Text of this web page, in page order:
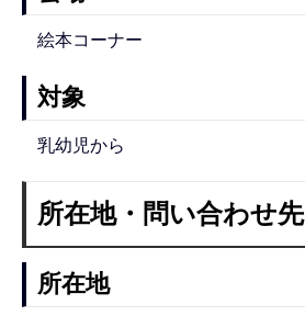
絵本コーナー
対象
乳幼児から
所在地・問い合わせ先
所在地